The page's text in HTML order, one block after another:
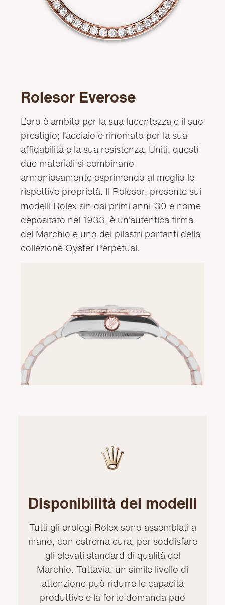
Rolesor Everose
L’oro è ambito per la sua lucentezza e il suo
prestigio; l’acciaio è rinomato per la sua
affidabilità e la sua resistenza. Uniti, questi
due materiali si combinano
armoniosamente esprimendo al meglio le
rispettive proprietà. Il Rolesor, presente sui
modelli Rolex sin dai primi anni ’30 e nome
depositato nel 1933, è un’autentica firma
del Marchio e uno dei pilastri portanti della
collezione Oyster Perpetual.
Disponibilità dei modelli
Tutti gli orologi Rolex sono assemblati a
mano, con estrema cura, per soddisfare
gli elevati standard di qualità del
Marchio. Tuttavia, un simile livello di
attenzione può ridurre le capacità
produttive e la forte domanda può